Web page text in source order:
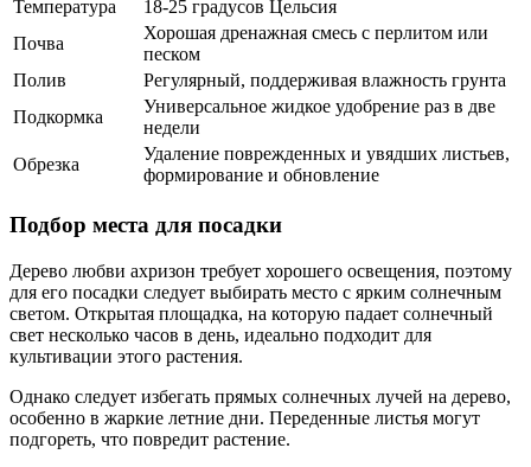
Температура
18-25 градусов Цельсия
Почва
Хорошая дренажная смесь с перлитом или
песком
Полив
Регулярный, поддерживая влажность грунта
Подкормка
Универсальное жидкое удобрение раз в две
недели
Обрезка
Удаление поврежденных и увядших листьев,
формирование и обновление
Подбор места для посадки
Дерево любви ахризон требует хорошего освещения, поэтому
для его посадки следует выбирать место с ярким солнечным
светом. Открытая площадка, на которую падает солнечный
свет несколько часов в день, идеально подходит для
культивации этого растения.
Однако следует избегать прямых солнечных лучей на дерево,
особенно в жаркие летние дни. Переденные листья могут
подгореть, что повредит растение.